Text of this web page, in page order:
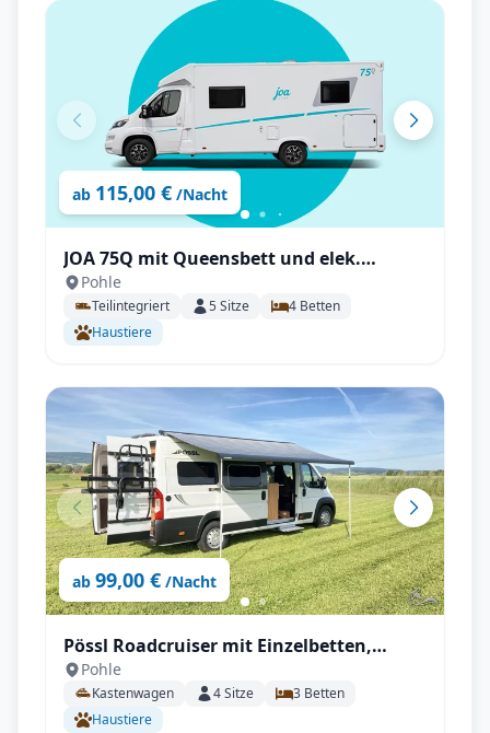
ab 115,00 € /Nacht
JOA 75Q mit Queensbett und elek.
Pohle
Teilintegriert 5Sitze 4 Betten
Haustiere
ab 99,00 € /Nacht
Pössl Roadcruiser mit Einzelbetten,
6,36m mit SAT, Solar, Außendusche,
Fahrradträger uvm.
Pohle
Kastenwagen 4Sitze 3 Betten
Haustiere